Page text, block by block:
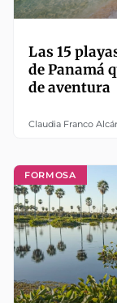
Las 15
de Panamá
de aventura
Claudia Franco
FORMOSA